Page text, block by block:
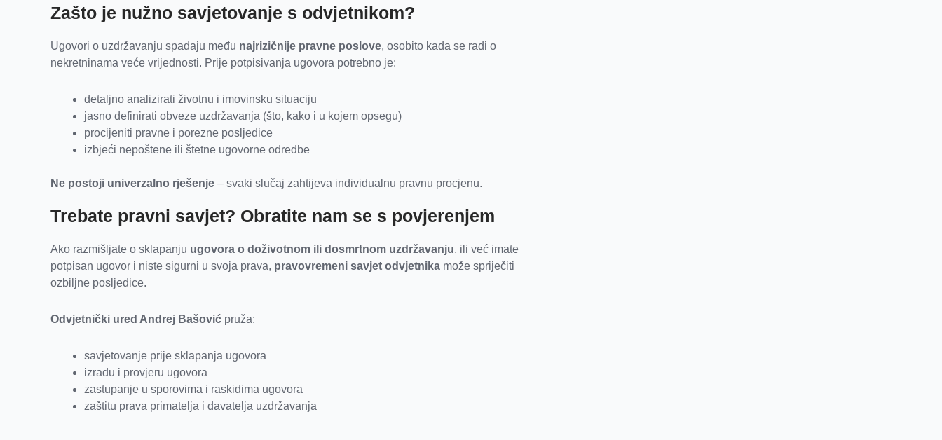
Zašto je nužno savjetovanje s odvjetnikom?
Ugovori o uzdržavanju spadaju među najrizičnije pravne poslove, osobito kada se radi o
nekretninama veće vrijednosti. Prije potpisivanja ugovora potrebno je:
detaljno analizirati životnu i imovinsku situaciju
jasno definirati obveze uzdržavanja (što, kako i u kojem opsegu)
procijeniti pravne i porezne posljedice
izbjeći nepoštene ili štetne ugovorne odredbe
Ne postoji univerzalno rješenje – svaki slučaj zahtijeva individualnu pravnu procjenu.
Trebate pravni savjet? Obratite nam se s povjerenjem
Ako razmišljate o sklapanju ugovora o doživotnom ili dosmrtnom uzdržavanju, ili već imate
potpisan ugovor i niste sigurni u svoja prava, pravovremeni savjet odvjetnika može spriječiti
ozbiljne posljedice.
Odvjetnički ured Andrej Bašović pruža:
savjetovanje prije sklapanja ugovora
izradu i provjeru ugovora
zastupanje u sporovima i raskidima ugovora
zaštitu prava primatelja i davatelja uzdržavanja